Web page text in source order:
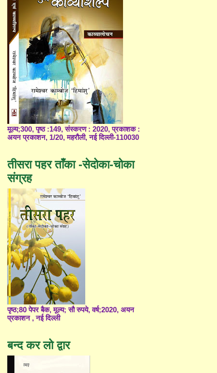
मूल्य;300, पृष्ठ :149, संस्करण : 2020, प्रकाशक :
अयन प्रकाशन, 1/20, महरौली, नई दिल्ली-110030
तीसरा पहर ताँका -सेदोका-चोका
संग्रह
पृष्ठ;80 पेपर बैक, मूल्य; सौ रुपये, वर्ष;2020, अयन
प्रकाशन , नई दिल्ली
बन्द कर लो द्वार